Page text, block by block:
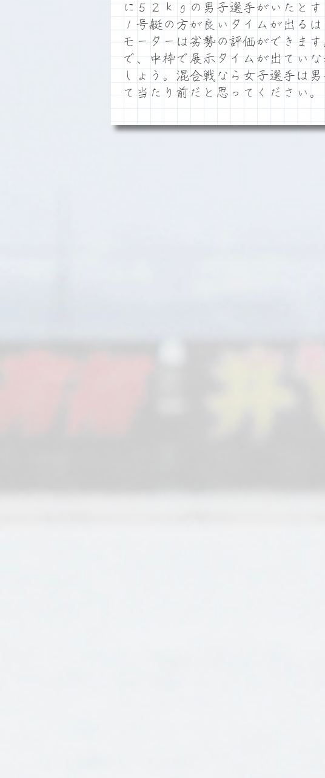
に５２ｋｇの男子選手がいたと
１号艇の方が良いタイムが出る
モーターは劣勢の評価ができま
で、中枠で展示タイムが出てい
しょう。混合戦なら女子選手は
て当たり前だと思ってください。